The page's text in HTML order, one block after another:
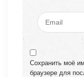
Сохранить моё
браузере для